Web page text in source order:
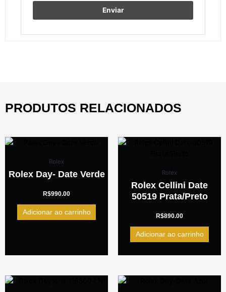
PRODUTOS RELACIONADOS
Rolex
Rolex Day- Date Verde
R$990.00
Adicionar ao carrinho
Rolex
Rolex Cellini Date
50519 Prata/Preto
R$890.00
Adicionar ao carrinho